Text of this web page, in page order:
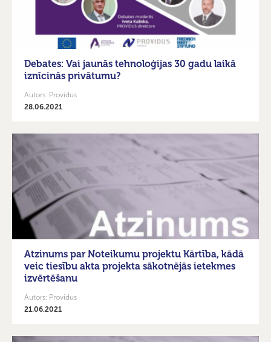
Debates: Vai jaunās tehnoloģijas 30 gadu laikā
iznīcinās privātumu?
Autors: Providus
28.06.2021
Atzinums par Noteikumu projektu Kārtība, kādā
veic tiesību akta projekta sākotnējās ietekmes
izvērtēšanu
Autors: Providus
21.06.2021